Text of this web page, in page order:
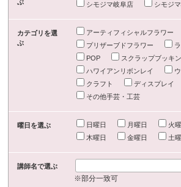
ぶ
シモジマ岐阜店
シモジ
カテゴリを選
ぶ
アーティフィシャルフラワー
プリザーブドフラワー
POP
スクラップブッキ
ハワイアンリボンレイ
クラフト
ディスプレイ
その他手芸・工芸
曜日を選ぶ 日曜日 月曜日 火
木曜日
金曜日 土
講師名で選ぶ
※部分一致可